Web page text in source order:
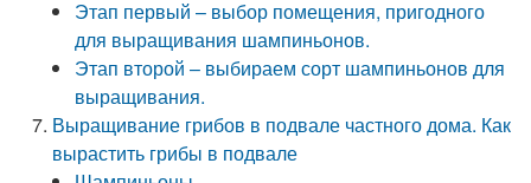
Этап первый – выбор помещения, пригодного
для выращивания шампиньонов.
Этап второй – выбираем сорт шампиньонов для
выращивания.
Выращивание грибов в подвале частного дома. Как
вырастить грибы в подвале